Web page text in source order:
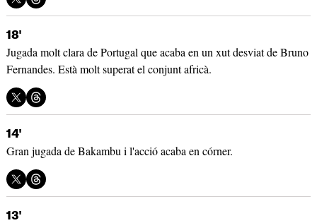
18'
Jugada molt clara de Portugal que acaba en un xut desviat de Bruno
Fernandes. Està molt superat el conjunt africà.
14'
Gran jugada de Bakambu i l'acció acaba en córner.
13'